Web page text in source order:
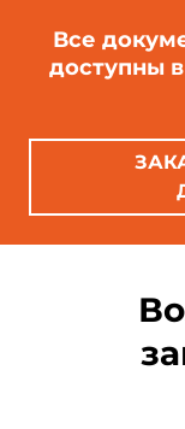
Все
доступны